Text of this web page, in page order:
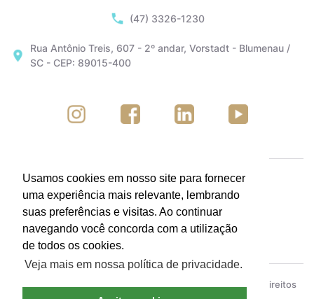
(47) 3326-1230
Rua Antônio Treis, 607 - 2º andar, Vorstadt - Blumenau /
SC - CEP: 89015-400
ACIB - Associação Empresarial de Blumenau © Todos os direitos
Usamos cookies em nosso site para fornecer
uma experiência mais relevante, lembrando
suas preferências e visitas. Ao continuar
navegando você concorda com a utilização
de todos os cookies.
Veja mais em nossa política de privacidade.